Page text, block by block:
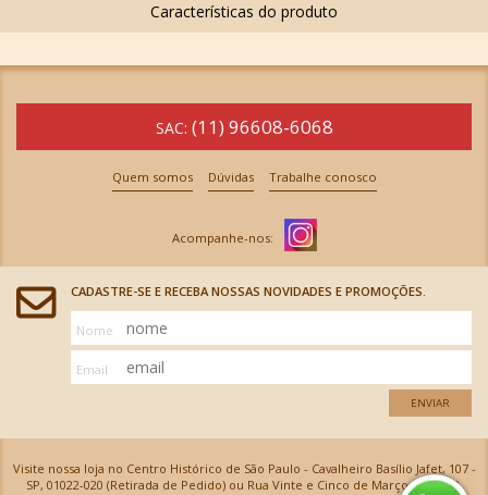
SAC: (11) 96608-6068
Quem somos Dúvidas Trabalhe conosco
CADASTRE-SE E RECEBA NOSSAS NOVIDADES E PROMOÇÕES.
Nome
Email
ENVIAR
Visite nossa loja no Centro Histórico de São Paulo - Cavalheiro Basílio Jafet, 107 -
SP, 01022-020 (Retirada de Pedido) ou Rua Vinte e Cinco de Março, 576 - SP,